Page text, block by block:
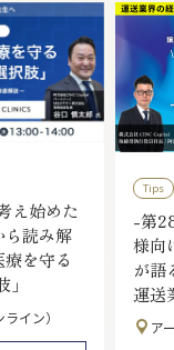
え始めた
ら読み解
を守る
イン）
Tips
-第
様向
が語
運送
ア